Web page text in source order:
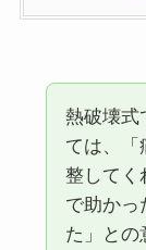
熱破壊式
ては、「
整してく
で助かっ
た」との